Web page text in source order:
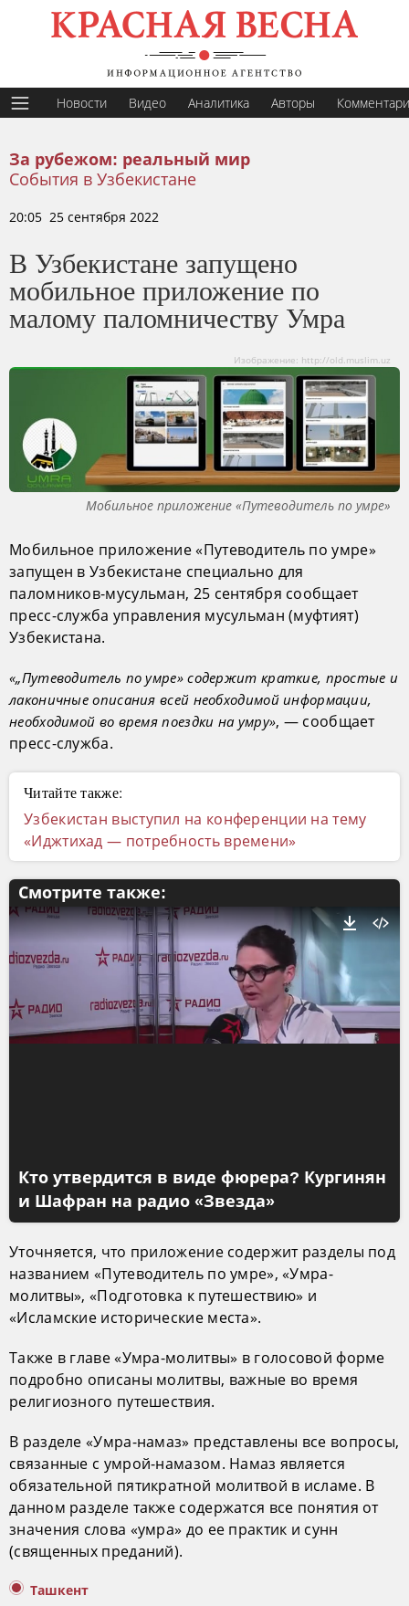
Новости Видео Аналитика Авторы
За рубежом: реальный мир
События в Узбекистане
20:05 25 сентября 2022
В Узбекистане запущено
мобильное приложение по
малому паломничеству Умра
Изображение: http://old.muslim.uz
Мобильное приложение «Путеводитель по умре»
Мобильное приложение «Путеводитель по умре»
запущен в Узбекистане специально для
паломников-мусульман, 25 сентября сообщает
пресс-служба управления мусульман (муфтият)
Узбекистана.
«„Путеводитель по умре» содержит краткие, простые и
лаконичные описания всей необходимой информации,
необходимой во время поездки на умру», — сообщает
пресс-служба.
Читайте также:
Узбекистан выступил на конференции на тему
«Иджтихад — потребность времени»
Смотрите также:
Кто утвердится в виде фюрера? Кургинян
и Шафран на радио «Звезда»
Уточняется, что приложение содержит разделы под
названием «Путеводитель по умре», «Умра-
молитвы», «Подготовка к путешествию» и
«Исламские исторические места».
Также в главе «Умра-молитвы» в голосовой форме
подробно описаны молитвы, важные во время
религиозного путешествия.
В разделе «Умра-намаз» представлены все вопросы,
связанные с умрой-намазом. Намаз является
обязательной пятикратной молитвой в исламе. В
данном разделе также содержатся все понятия от
значения слова «умра» до ее практик и сунн
(священных преданий).
Ташкент